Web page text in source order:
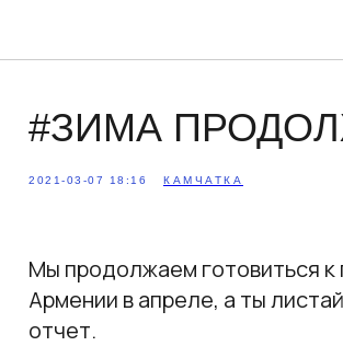
#ЗИМА
2021-03-07 18:16 КАМЧАТКА
Мы продолжаем готовиться
Армении в апреле, а ты
отчет.